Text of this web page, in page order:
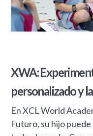
XWA:
personalizado y
En XCL World
Futuro, su hijo